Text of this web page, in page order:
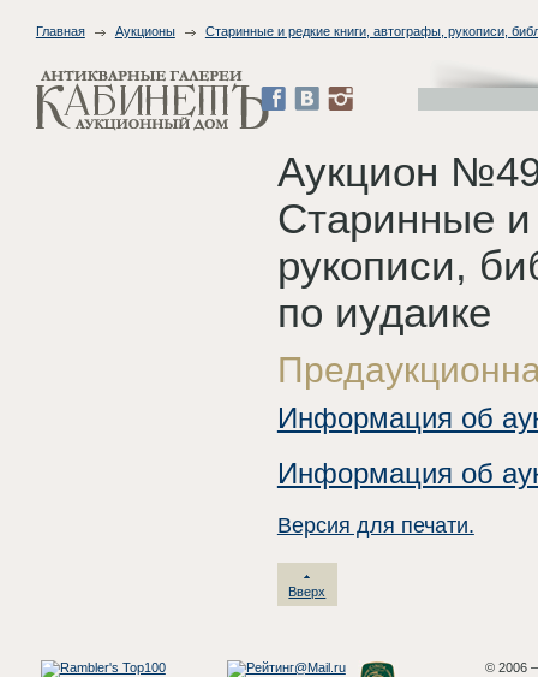
Главная Аукционы Старинные и редкие книги, автографы, рукописи,
Аукцион
Старинные и
рукописи,
по иудаике
Информация об
Информация об
Версия для печати.
Вверх
© 2006